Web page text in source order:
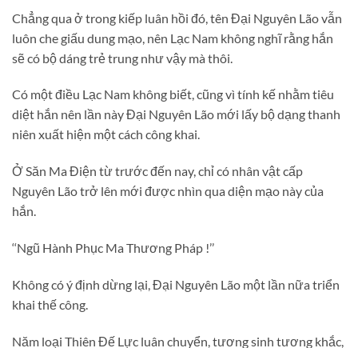
Chẳng qua ở trong kiếp luân hồi đó, tên Đại Nguyên Lão vẫn
luôn che giấu dung mạo, nên Lạc Nam không nghĩ rằng hắn
sẽ có bộ dáng trẻ trung như vậy mà thôi.
Có một điều Lạc Nam không biết, cũng vì tính kế nhằm tiêu
diệt hắn nên lần này Đại Nguyên Lão mới lấy bộ dạng thanh
niên xuất hiện một cách công khai.
Ở Săn Ma Điện từ trước đến nay, chỉ có nhân vật cấp
Nguyên Lão trở lên mới được nhìn qua diện mạo này của
hắn.
‘‘Ngũ Hành Phục Ma Thương Pháp !’’
Không có ý định dừng lại, Đại Nguyên Lão một lần nữa triển
khai thế công.
Năm loại Thiên Đế Lực luân chuyển, tương sinh tương khắc,